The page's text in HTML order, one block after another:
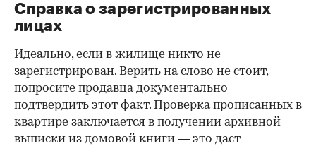
Справка о зарегистрированных
лицах
Идеально, если в жилище никто не
зарегистрирован. Верить на слово не стоит,
попросите продавца документально
подтвердить этот факт. Проверка прописанных в
квартире заключается в получении архивной
выписки из домовой книги — это даст